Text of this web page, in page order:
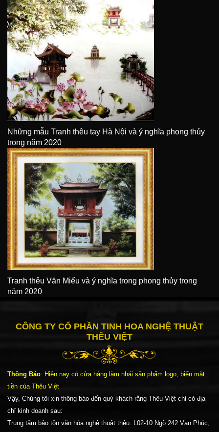
Những mẫu Tranh thêu tay Hà Nội và ý nghĩa phong thủy
trong năm 2020
Tranh thêu Văn Miếu và ý nghĩa trong phong thủy trong
năm 2020
CÔNG TY CỔ PHẦN TINH HOA NGHỆ THUẬT
THÊU VIỆT
Thông Báo: Hiện nay có cửa hàng làm nhái sản phẩm logo, biển mặt
tiền của Thêu Việt
Vậy, Chúng tôi xin thông báo đến quý khách rằng Thêu Việt chỉ có địa
chỉ kinh doanh sau:
Trung tâm bảo tồn văn hóa nghệ thuật thêu: L02-10 Ngõ 242 Vạn Phúc,